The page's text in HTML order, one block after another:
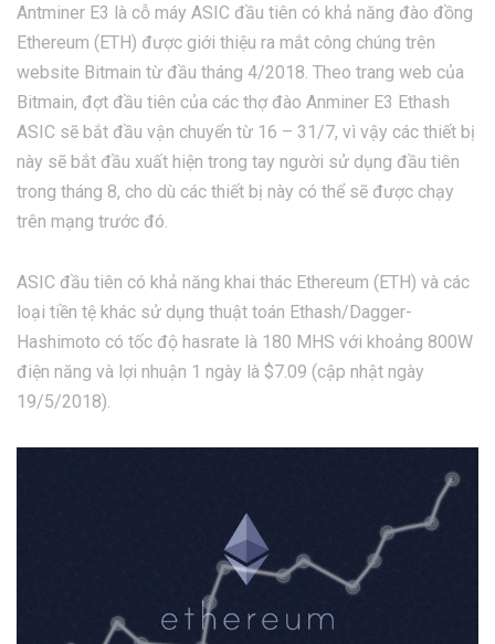
Antminer E3 là cỗ máy ASIC đầu tiên có khả năng đào đồng
Ethereum (ETH) được giới thiệu ra mắt công chúng trên
website Bitmain từ đầu tháng 4/2018. Theo trang web của
Bitmain, đợt đầu tiên của các thợ đào Anminer E3 Ethash
ASIC sẽ bắt đầu vận chuyển từ 16 – 31/7, vì vậy các thiết bị
này sẽ bắt đầu xuất hiện trong tay người sử dụng đầu tiên
trong tháng 8, cho dù các thiết bị này có thể sẽ được chạy
trên mạng trước đó.
ASIC đầu tiên có khả năng khai thác Ethereum (ETH) và các
loại tiền tệ khác sử dụng thuật toán Ethash/Dagger-
Hashimoto có tốc độ hasrate là 180 MHS với khoảng 800W
điện năng và lợi nhuận 1 ngày là $7.09 (cập nhật ngày
19/5/2018).